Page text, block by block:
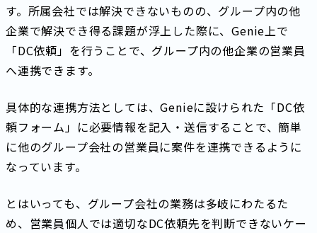
す。所属会社では解決できないものの、グループ内の他
企業で解決でき得る課題が浮上した際に、Genie上で
「DC依頼」を行うことで、グループ内の他企業の営業員
へ連携できます。
具体的な連携方法としては、Genieに設けられた「DC依
頼フォーム」に必要情報を記入・送信することで、簡単
に他のグループ会社の営業員に案件を連携できるように
なっています。
とはいっても、グループ会社の業務は多岐にわたるた
め、営業員個人では適切なDC依頼先を判断できないケー